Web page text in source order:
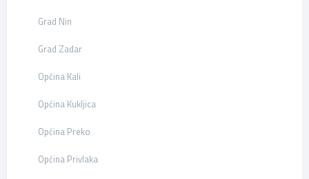
Grad Nin
Grad Zadar
Općina Kali
Općina Kukljica
Općina Preko
Općina Privlaka